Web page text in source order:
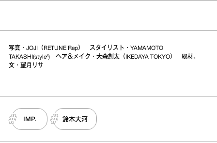
写真・JOJI（RETUNE Rep） スタイリスト・YAMAMOTO
TAKASHI(style³) ヘア＆メイク・大森創太（IKEDAYA TOKYO） 取材、
文・望月リサ
IMP. 鈴木大河